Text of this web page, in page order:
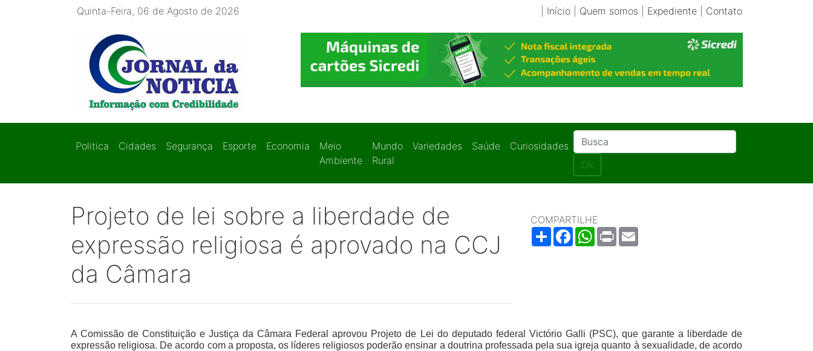
Quinta-Feira, 06 de Agosto de 2026 Início| Quem somos Expediente| Contato
Politica Cidades Segurança Esporte Economia
Meio
Ambiente
Mundo
Rural
Variedades Saúde
Curiosidades
Ok
Projeto de lei sobre a liberdade de
expressão religiosa é aprovado na CCJ
da Câmara
COMPARTILHE
ShareFacebookWhatsApp
Print
A Comissão de Constituição e Justiça da Câmara Federal aprovou Projeto de Lei do deputado federal Victório Galli (PSC), que garante a liberdade de
expressão religiosa. De acordo com a proposta, os líderes religiosos poderão ensinar a doutrina professada pela sua igreja quanto à sexualidade, de acordo